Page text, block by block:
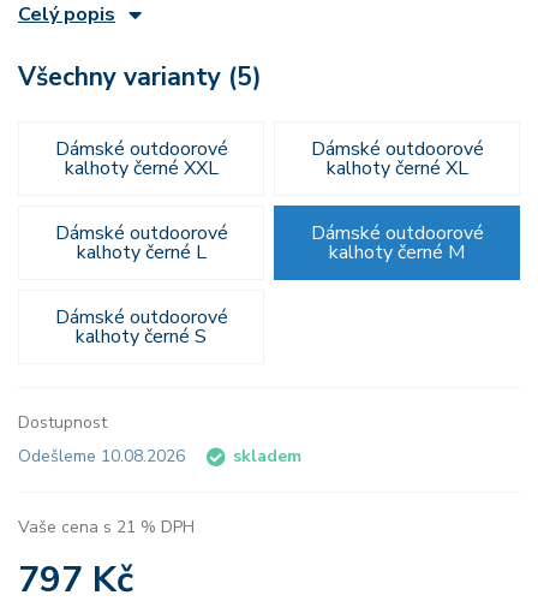
Celý popis
Všechny varianty (5)
Dámské outdoorové
kalhoty černé XXL
Dámské outdoorové
kalhoty černé XL
Dámské outdoorové
kalhoty černé L
Dámské outdoorové
kalhoty černé M
Dámské outdoorové
kalhoty černé S
Dostupnost
Odešleme 10.08.2026
skladem
Vaše cena s 21 % DPH
797 Kč